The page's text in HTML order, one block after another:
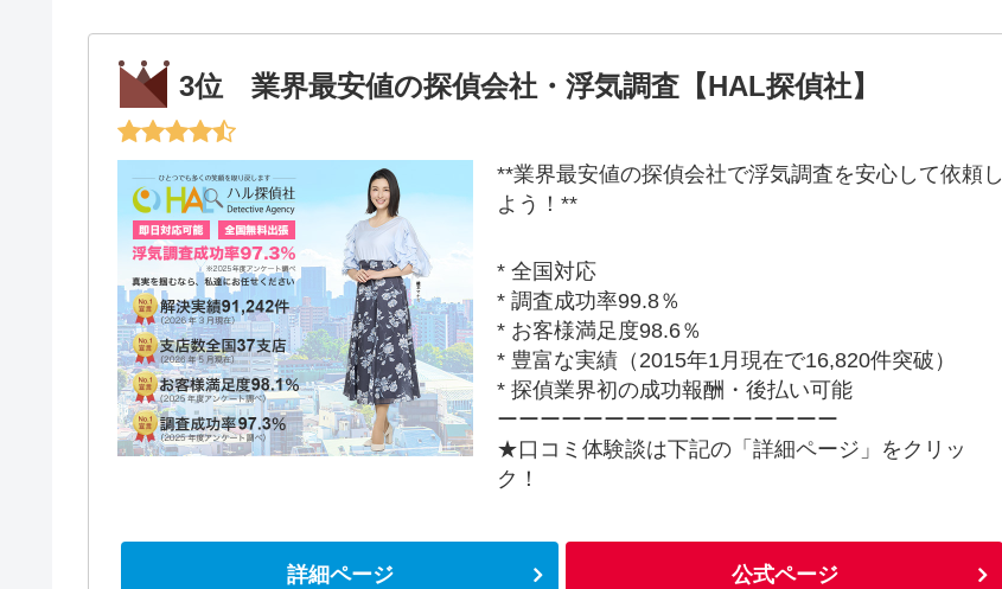
3位 業界最安値の探偵会社・浮気調査【HAL探偵社】
**業界最安値の探偵会社で浮気調査を安心して依頼し
よう！**
* 全国対応
* 調査成功率99.8％
* お客様満足度98.6％
* 豊富な実績（2015年1月現在で16,820件突破）
* 探偵業界初の成功報酬・後払い可能
ーーーーーーーーーーーーーーーー
★口コミ体験談は下記の「詳細ページ」をクリッ
ク！
詳細ページ 公式ページ